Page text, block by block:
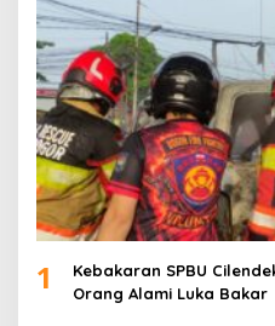
1
Kebakaran SPBU
Orang Alami Luka Bakar